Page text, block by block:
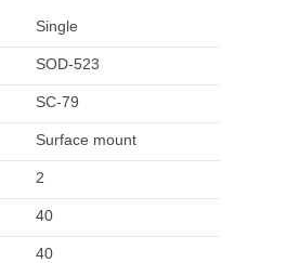
Single
SOD-523
SC-79
Surface mount
2
40
40